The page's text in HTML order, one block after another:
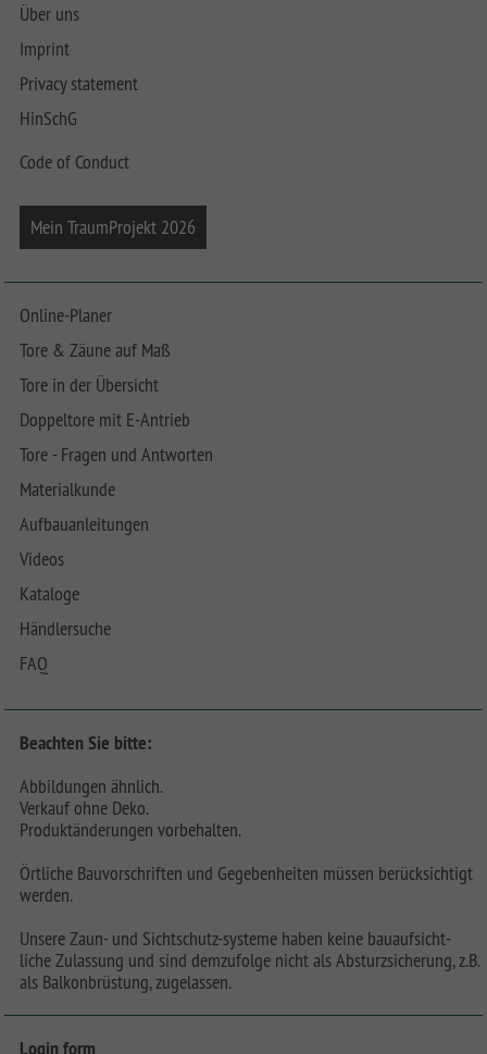
Über uns
Imprint
Privacy statement
HinSchG
Code of Conduct
Mein TraumProjekt 2026
Online-Planer
Tore & Zäune auf Maß
Tore in der Übersicht
Doppeltore mit E-Antrieb
Tore - Fragen und Antworten
Materialkunde
Aufbauanleitungen
Videos
Kataloge
Händlersuche
FAQ
Beachten Sie bitte:
Abbildungen ähnlich.
Verkauf ohne Deko.
Produktänderungen vorbehalten.
Örtliche Bauvorschriften und Gegebenheiten müssen berücksichtigt
werden.
Unsere Zaun- und Sichtschutz-systeme haben keine bauaufsicht-
liche Zulassung und sind demzufolge nicht als Absturzsicherung, z.B.
als Balkonbrüstung, zugelassen.
Login form